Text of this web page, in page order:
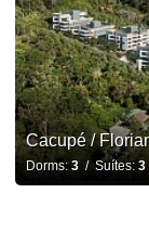
Cacupé /
Dorms:3/ Suítes: 3